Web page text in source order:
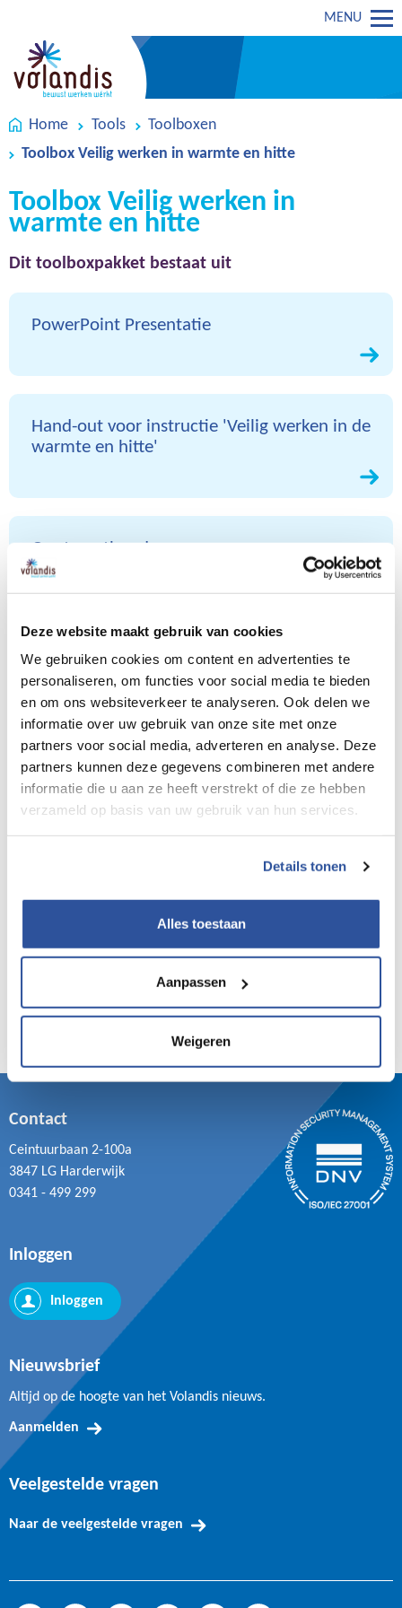
Deze website maakt gebruik van cookies
We gebruiken cookies om content en advertenties te
personaliseren, om functies voor social media te bieden
en om ons websiteverkeer te analyseren. Ook delen we
informatie over uw gebruik van onze site met onze
partners voor social media, adverteren en analyse. Deze
partners kunnen deze gegevens combineren met andere
informatie die u aan ze heeft verstrekt of die ze hebben
verzameld op basis van uw gebruik van hun services.
Details tonen
Alles toestaan
Aanpassen
Weigeren
MENU
Home Tools
Toolboxen
Toolbox Veilig werken in warmte en hitte
Toolbox Veilig werken in
warmte en hitte
Dit toolboxpakket bestaat uit
PowerPoint Presentatie
Hand-out voor instructie 'Veilig werken in de
warmte en hitte'
Om te onthouden
Aanwezigheidsformulier
Poster Veilig werken in de
warmte en hitte
Gebruik de poster i.p.v. PowerPoint
voor het geven van de toolbox!
Contact
Ceintuurbaan 2-100a
3847 LG Harderwijk
0341 - 499 299
Nieuwsbrief
Altijd op de hoogte van het Volandis nieuws.
Aanmelden
Veelgestelde vragen
Naar de veelgestelde vragen
Inloggen
Inloggen